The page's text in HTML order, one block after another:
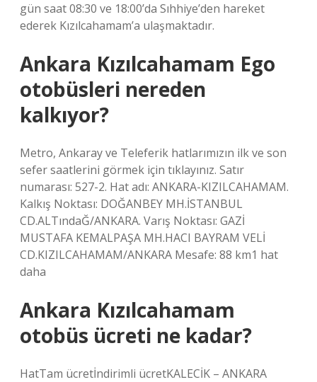
gün saat 08:30 ve 18:00’da Sıhhiye’den hareket
ederek Kızılcahamam’a ulaşmaktadır.
Ankara Kızılcahamam Ego
otobüsleri nereden
kalkıyor?
Metro, Ankaray ve Teleferik hatlarımızın ilk ve son
sefer saatlerini görmek için tıklayınız. Satır
numarası: 527-2. Hat adı: ANKARA-KIZILCAHAMAM.
Kalkış Noktası: DOĞANBEY MH.İSTANBUL
CD.ALTındaĞ/ANKARA. Varış Noktası: GAZİ
MUSTAFA KEMALPAŞA MH.HACI BAYRAM VELİ
CD.KIZILCAHAMAM/ANKARA Mesafe: 88 km1 hat
daha
Ankara Kızılcahamam
otobüs ücreti ne kadar?
HatTam ücretİndirimli ücretKALECİK – ANKARA